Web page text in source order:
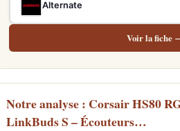
Alternate
Voir la fiche
Notre analyse : Corsair HS80
LinkBuds S – Écouteurs…